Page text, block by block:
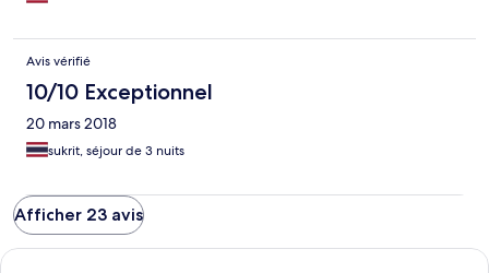
Avis vérifié
10/10 Exceptionnel
20 mars 2018
sukrit, séjour de 3 nuits
Afficher 23 avis